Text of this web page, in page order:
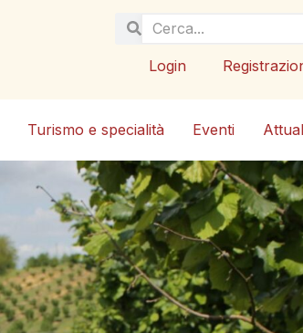
Login
Turismo e specialità Eventi